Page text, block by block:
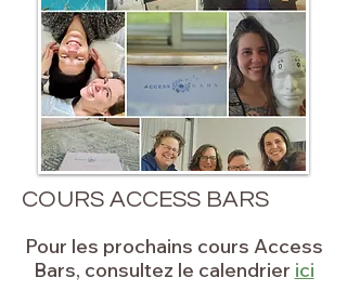
COURS ACCESS BARS
Pour les prochains cours Access
Bars, consultez le calendrier ici